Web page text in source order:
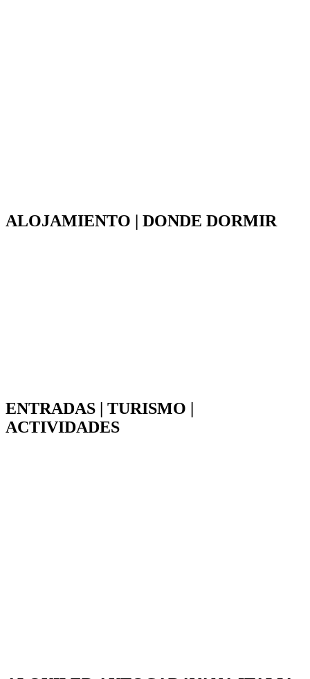
ALOJAMIENTO | DONDE DORMIR
ENTRADAS | TURISMO |
ACTIVIDADES